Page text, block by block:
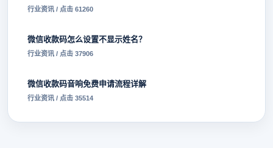
行业资讯 / 点击 61260
微信收款码怎么设置不显示姓名？
行业资讯 / 点击 37906
微信收款码音响免费申请流程详解
行业资讯 / 点击 35514